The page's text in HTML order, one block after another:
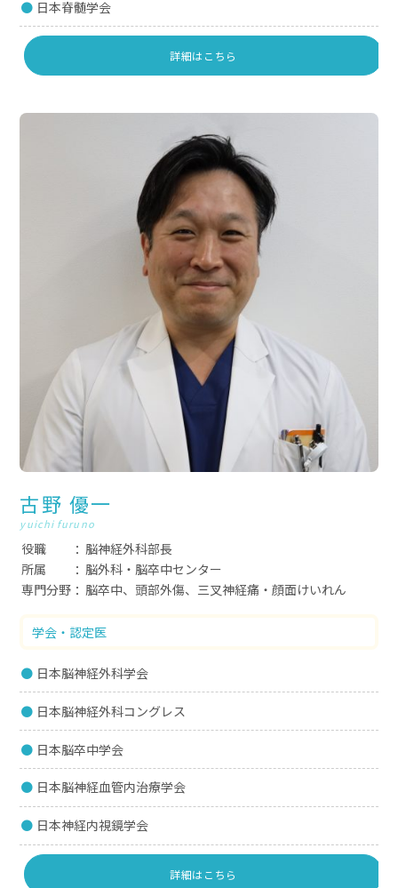
日本脊髄学会
詳細はこちら
古野 優一
yuichi furuno
役職
脳神経外科部長
所属
脳外科・脳卒中センター
専門分野
脳卒中、頭部外傷、三叉神経痛・顔面けいれん
学会・認定医
日本脳神経外科学会
日本脳神経外科コングレス
日本脳卒中学会
日本脳神経血管内治療学会
日本神経内視鏡学会
詳細はこちら